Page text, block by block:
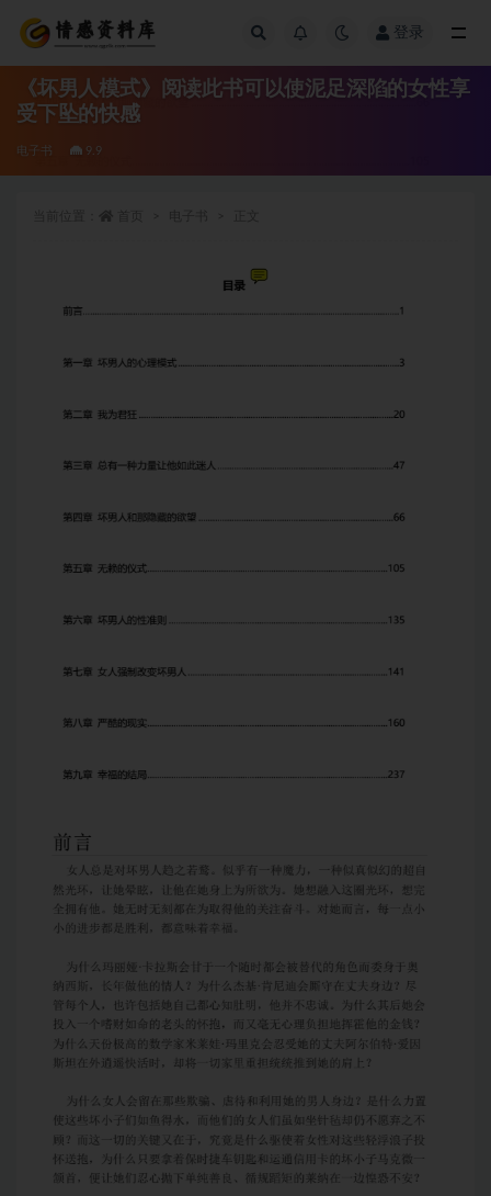
登录
《坏男人模式》阅读此书可以使泥足深陷的女性享
受下坠的快感
电子书 9.9